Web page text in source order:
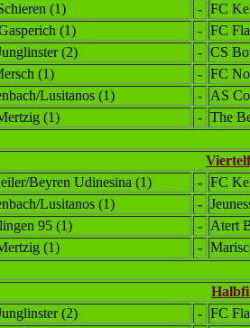
(1)
- FC
(1)
- FC
(2) - CS
(1)
- FC
Lusitanos (1)
-
AS
(1)
- The
Beyren Udinesina (1)
- FC
Lusitanos (1)
-
95 (1)
-
Atert
(1)
-
(2) - FC